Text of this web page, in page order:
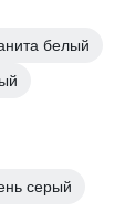
белый
серый